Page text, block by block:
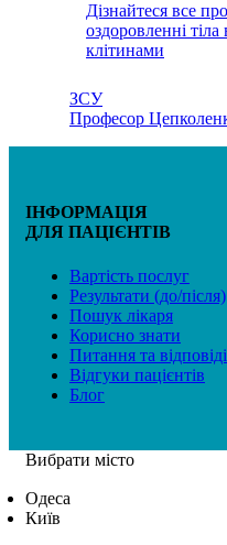
Дізнайтеся все
оздоровленні
клітинами
ЗСУ
Професор
ІНФОРМАЦІЯ
ДЛЯ ПАЦІЄНТІВ
Вартість послуг
Результати (до/після)
Пошук лікаря
Корисно знати
Питання та відповіді
Відгуки пацієнтів
Блог
Вибрати місто
Одеса
Київ